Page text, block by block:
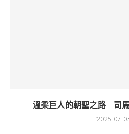
溫柔巨人的朝聖之路 司馬
2025-07-